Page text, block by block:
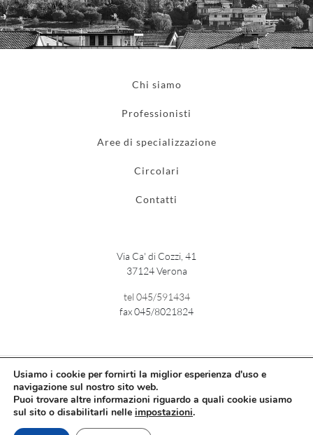
Chi siamo
Professionisti
Aree di specializzazione
Circolari
Contatti
Via Ca' di Cozzi, 41
37124 Verona
tel 045/591434
fax 045/8021824
Copyright © / CF e PI: 02727240232 /
Credits
Studio Marcolungo Nuvoloni & Associati
Usiamo i cookie per fornirti la miglior esperienza d'uso e
navigazione sul nostro sito web.
Puoi trovare altre informazioni riguardo a quali cookie usiamo
sul sito o disabilitarli nelle impostazioni.